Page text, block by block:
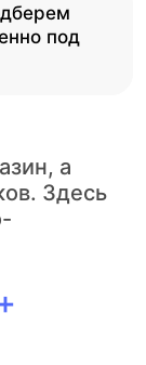
под
а
Здесь